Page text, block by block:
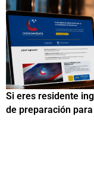
Si eres residente
de preparación